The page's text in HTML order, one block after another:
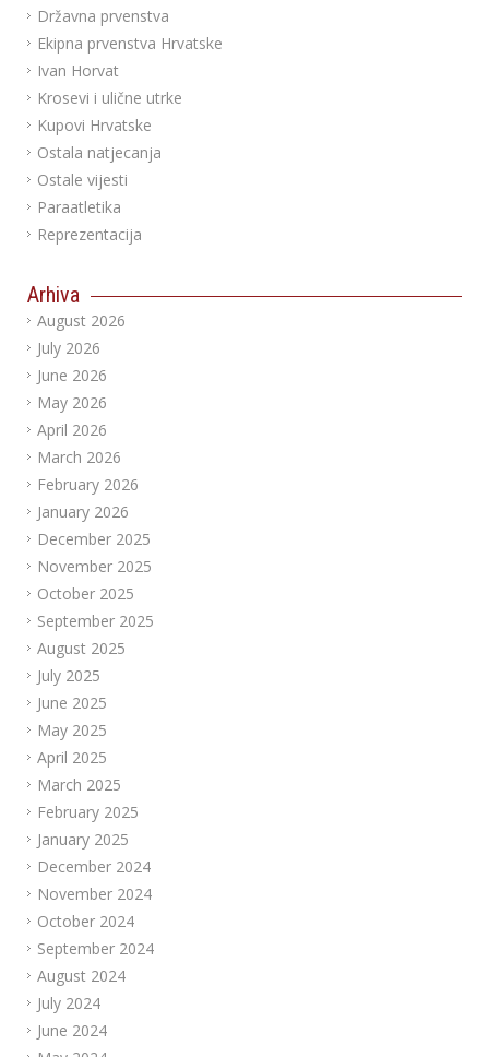
Državna prvenstva
Ekipna prvenstva Hrvatske
Ivan Horvat
Krosevi i ulične utrke
Kupovi Hrvatske
Ostala natjecanja
Ostale vijesti
Paraatletika
Reprezentacija
Arhiva
August 2026
July 2026
June 2026
May 2026
April 2026
March 2026
February 2026
January 2026
December 2025
November 2025
October 2025
September 2025
August 2025
July 2025
June 2025
May 2025
April 2025
March 2025
February 2025
January 2025
December 2024
November 2024
October 2024
September 2024
August 2024
July 2024
June 2024